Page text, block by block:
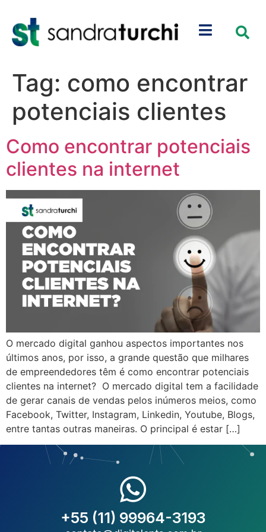
Tag: como encontrar
potenciais clientes
Como encontrar potenciais
clientes na internet
O mercado digital ganhou aspectos importantes nos
últimos anos, por isso, a grande questão que milhares
de empreendedores têm é como encontrar potenciais
clientes na internet? O mercado digital tem a facilidade
de gerar canais de vendas pelos inúmeros meios, como
Facebook, Twitter, Instagram, Linkedin, Youtube, Blogs,
entre tantas outras maneiras. O principal é estar […]
+55 (11) 99964-3193